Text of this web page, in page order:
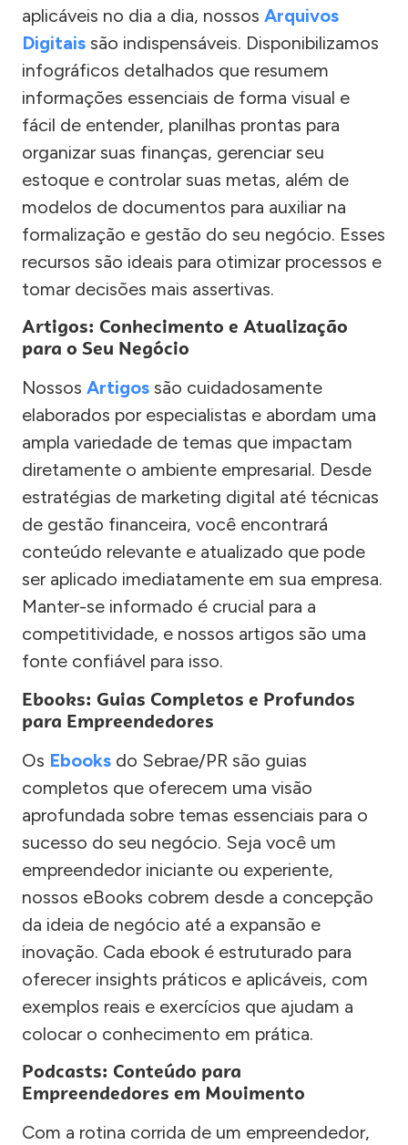
aplicáveis no dia a dia, nossos Arquivos
Digitais são indispensáveis. Disponibilizamos
infográficos detalhados que resumem
informações essenciais de forma visual e
fácil de entender, planilhas prontas para
organizar suas finanças, gerenciar seu
estoque e controlar suas metas, além de
modelos de documentos para auxiliar na
formalização e gestão do seu negócio. Esses
recursos são ideais para otimizar processos e
tomar decisões mais assertivas.
Artigos: Conhecimento e Atualização
para o Seu Negócio
Nossos Artigos são cuidadosamente
elaborados por especialistas e abordam uma
ampla variedade de temas que impactam
diretamente o ambiente empresarial. Desde
estratégias de marketing digital até técnicas
de gestão financeira, você encontrará
conteúdo relevante e atualizado que pode
ser aplicado imediatamente em sua empresa.
Manter-se informado é crucial para a
competitividade, e nossos artigos são uma
fonte confiável para isso.
Ebooks: Guias Completos e Profundos
para Empreendedores
Os Ebooks do Sebrae/PR são guias
completos que oferecem uma visão
aprofundada sobre temas essenciais para o
sucesso do seu negócio. Seja você um
empreendedor iniciante ou experiente,
nossos eBooks cobrem desde a concepção
da ideia de negócio até a expansão e
inovação. Cada ebook é estruturado para
oferecer insights práticos e aplicáveis, com
exemplos reais e exercícios que ajudam a
colocar o conhecimento em prática.
Podcasts: Conteúdo para
Empreendedores em Movimento
Com a rotina corrida de um empreendedor,